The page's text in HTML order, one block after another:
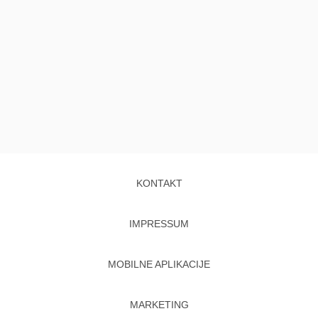
KONTAKT
IMPRESSUM
MOBILNE APLIKACIJE
MARKETING